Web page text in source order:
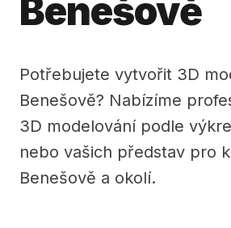
Benešově
Potřebujete vytvořit 3D
Benešově? Nabízíme
3D modelování podle
nebo vašich představ pro
Benešově a okolí.